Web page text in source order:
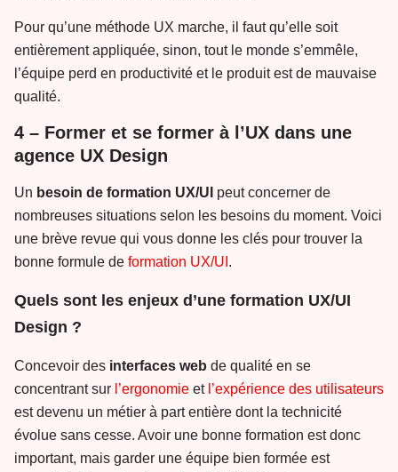
Pour qu’une méthode UX marche, il faut qu’elle soit
entièrement appliquée, sinon, tout le monde s’emmêle,
l’équipe perd en productivité et le produit est de mauvaise
qualité.
4 – Former et se former à l’UX dans une
agence UX Design
Un besoin de formation UX/UI peut concerner de
nombreuses situations selon les besoins du moment. Voici
une brève revue qui vous donne les clés pour trouver la
bonne formule de formation UX/UI .
Quels sont les enjeux d’une formation UX/UI
Design ?
Concevoir des interfaces web de qualité en se
concentrant sur l’ergonomie et l’expérience des utilisateurs
est devenu un métier à part entière dont la technicité
évolue sans cesse. Avoir une bonne formation est donc
important, mais garder une équipe bien formée est